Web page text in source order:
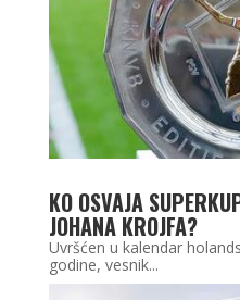
KO OSVAJA
JOHANA KROJFA?
Uvršćen u kalendar
godine, vesnik...